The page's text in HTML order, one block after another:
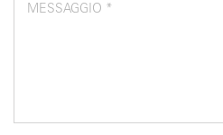
MESSAGGIO *